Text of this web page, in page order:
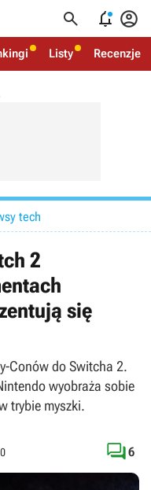
  
Listy Recenzje
tech
2
się
Conów do Switcha 2.
wyobraża sobie
trybie myszki.
6